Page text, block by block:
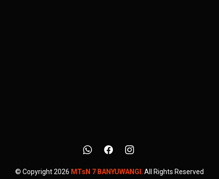
© Copyright 2026 MTsN 7 BANYUWANGI . All Rights Reserved